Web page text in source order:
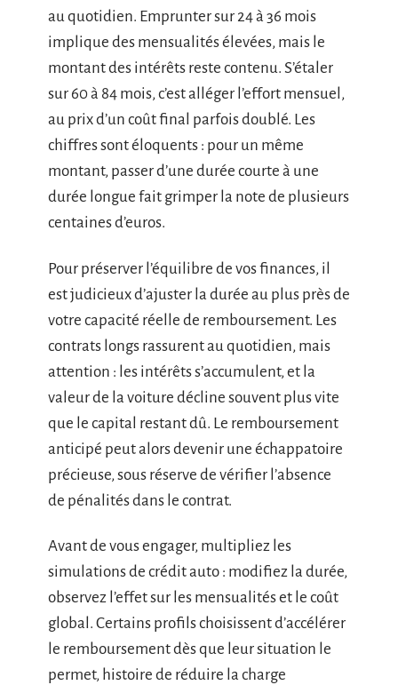
au quotidien. Emprunter sur 24 à 36 mois
implique des mensualités élevées, mais le
montant des intérêts reste contenu. S’étaler
sur 60 à 84 mois, c’est alléger l’effort mensuel,
au prix d’un coût final parfois doublé. Les
chiffres sont éloquents : pour un même
montant, passer d’une durée courte à une
durée longue fait grimper la note de plusieurs
centaines d’euros.
Pour préserver l’équilibre de vos finances, il
est judicieux d’ajuster la durée au plus près de
votre capacité réelle de remboursement. Les
contrats longs rassurent au quotidien, mais
attention : les intérêts s’accumulent, et la
valeur de la voiture décline souvent plus vite
que le capital restant dû. Le remboursement
anticipé peut alors devenir une échappatoire
précieuse, sous réserve de vérifier l’absence
de pénalités dans le contrat.
Avant de vous engager, multipliez les
simulations de crédit auto : modifiez la durée,
observez l’effet sur les mensualités et le coût
global. Certains profils choisissent d’accélérer
le remboursement dès que leur situation le
permet, histoire de réduire la charge